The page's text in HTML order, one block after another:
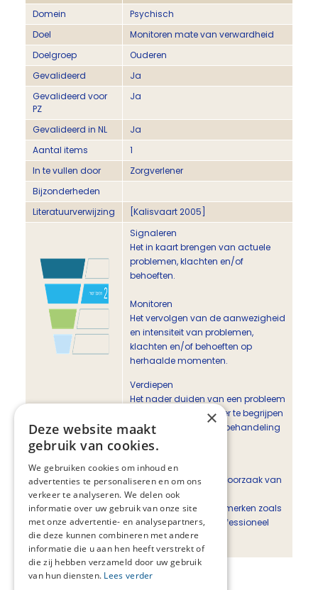
Domein
Psychisch
Doel
Monitoren mate van verwardheid
Doelgroep
Ouderen
Gevalideerd
Ja
Gevalideerd voor
PZ
Ja
Gevalideerd in NL
Ja
Aantal items
1
In te vullen door
Zorgverlener
Bijzonderheden
Literatuurverwijzing
[Kalisvaart 2005]
Signaleren
Het in kaart brengen van actuele
problemen, klachten en/of
behoeften.
Monitoren
Het vervolgen van de aanwezigheid
en intensiteit van problemen,
klachten en/of behoeften op
herhaalde momenten.
Verdiepen
Het nader duiden van een probleem
of klacht om deze beter te begrijpen
en de richting van de behandeling
en zorg vorm te geven.
Diagnosticeren
Het vaststellen van de oorzaak van
een probleem met
onderscheidende kenmerken zoals
vastgesteld in een professioneel
diagnostisch kader.
Deel deze pagina:
×
Deze website maakt
gebruik van cookies.
We gebruiken cookies om inhoud en
advertenties te personaliseren en om ons
verkeer te analyseren. We delen ook
informatie over uw gebruik van onze site
met onze advertentie- en analysepartners,
die deze kunnen combineren met andere
informatie die u aan hen heeft verstrekt of
die zij hebben verzameld door uw gebruik
van hun diensten. Lees verder